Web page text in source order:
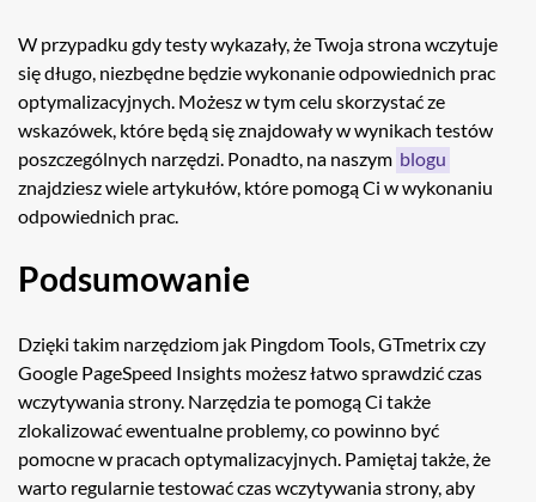
W przypadku gdy testy wykazały, że Twoja strona wczytuje
się długo, niezbędne będzie wykonanie odpowiednich prac
optymalizacyjnych. Możesz w tym celu skorzystać ze
wskazówek, które będą się znajdowały w wynikach testów
poszczególnych narzędzi. Ponadto, na naszym blogu
znajdziesz wiele artykułów, które pomogą Ci w wykonaniu
odpowiednich prac.
Podsumowanie
Dzięki takim narzędziom jak Pingdom Tools, GTmetrix czy
Google PageSpeed Insights możesz łatwo sprawdzić czas
wczytywania strony. Narzędzia te pomogą Ci także
zlokalizować ewentualne problemy, co powinno być
pomocne w pracach optymalizacyjnych. Pamiętaj także, że
warto regularnie testować czas wczytywania strony, aby